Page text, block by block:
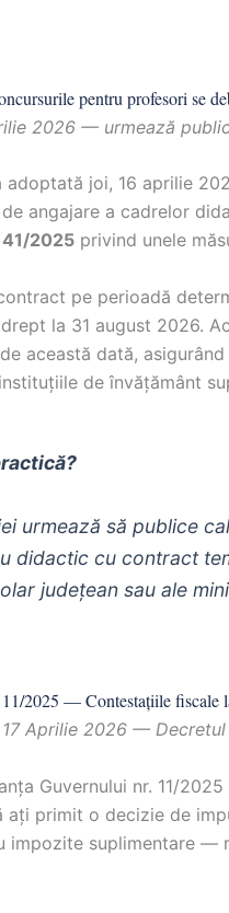
pentru profesori se
2026 — urmează
joi, 16 aprilie
angajare a cadrelor
2025 privind unele
pe perioadă
la 31 august 2026.
această dată,
de învățământ
urmează să publice
didactic cu contract
județean sau ale
2025 — Contestațiile fiscale
Aprilie 2026 —
Guvernului nr. 11/
ați primit o decizie de
impozite suplimentare —